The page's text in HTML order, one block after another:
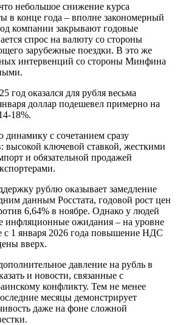
небольшое снижение курса
в конце года – вполне закономерный
компании закрывают годовые
спрос на валюту со стороны
зарубежные поездки. В это же
интервенций со стороны Минфина
год оказался для рубля весьма
доллар подешевел примерно на
18%.
динамику с сочетанием сразу
высокой ключевой ставкой, жесткими
и обязательной продажей
рублю оказывает замедление
данным Росстата, годовой рост цен
6,64% в ноябре. Однако у людей
инфляционные ожидания – на уровне
с 1 января 2026 года повышение НДС
вверх.
давление на рубль в
и новости, связанные с
конфликту. Тем не менее
месяцы демонстрирует
даже на фоне сложной